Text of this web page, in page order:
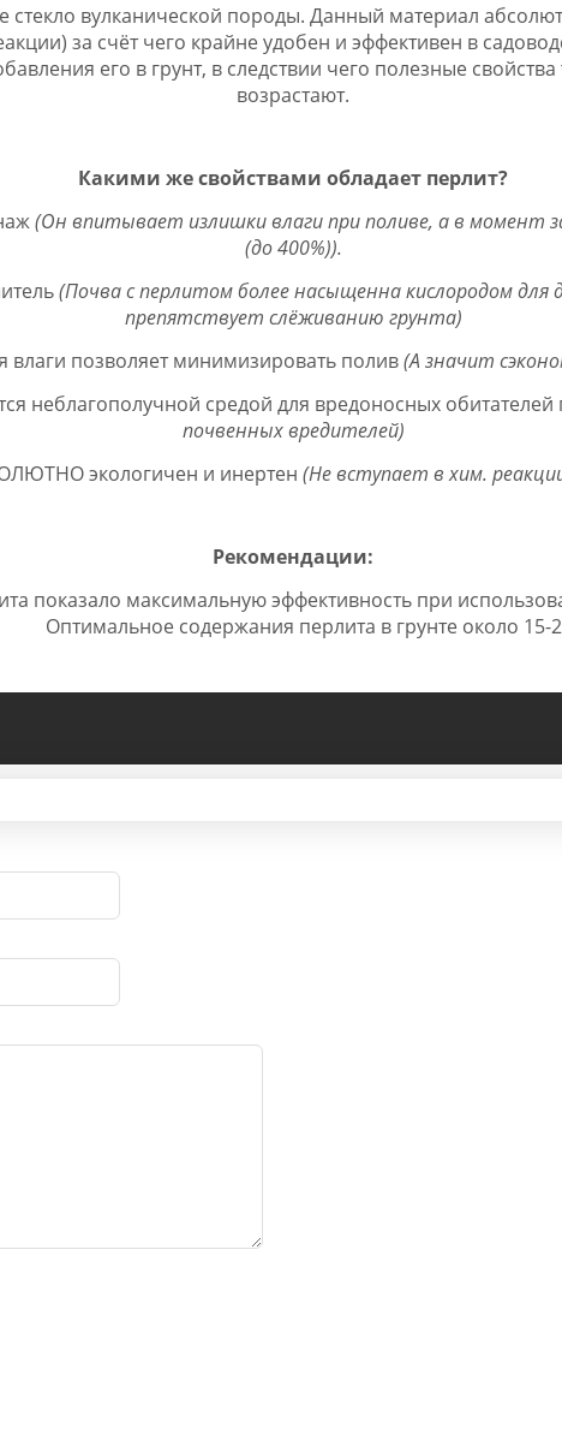
стекло вулканической породы. Данный материал
за счёт чего крайне удобен и эффективен в
его в грунт, в следствии чего полезные
возрастают.
Какими же свойствами обладает перлит?
(Он впитывает излишки влаги при поливе, а в момент
(до 400%)).
(Почва с перлитом более насыщенна кислородом для
препятствует слёживанию грунта)
влаги позволяет минимизировать полив(А значит
неблагополучной средой для вредоносных обитателей
почвенных вредителей)
экологичен и инертен (Не вступает в хим.
Рекомендации:
показало максимальную эффективность при
Оптимальное содержания перлита в грунте около 15-